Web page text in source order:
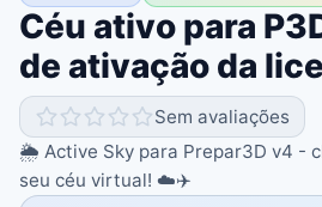
Céu ativo para
de ativação da
Sem avaliações
🌦️ Active Sky para Prepar3D v4 -
seu céu virtual! ☁️✈️